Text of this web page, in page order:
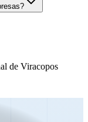
de Viracopos